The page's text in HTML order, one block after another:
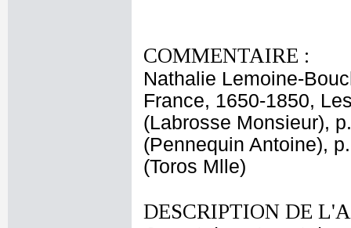
COMMENTAIRE :
Nathalie Lemoine-
France, 1650-1850,
(Labrosse Monsieur),
(Pennequin Antoine),
(Toros Mlle)
DESCRIPTION DE